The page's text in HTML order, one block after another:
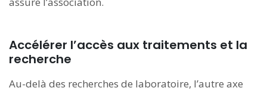
Accélérer l’accès aux traitements et la
recherche
Au-delà des recherches de laboratoire, l’autre axe